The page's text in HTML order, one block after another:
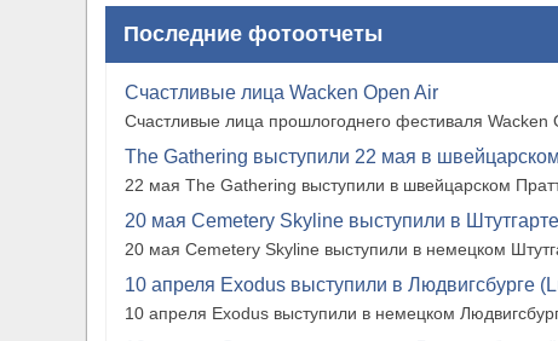
Последние фотоотчеты
Счастливые лица Wacken Open Air
Счастливые лица прошлогоднего фестиваля Wacken
The Gathering выступили 22 мая в
22 мая The Gathering выступили в швейцарском
20 мая Cemetery Skyline выступили в
20 мая Cemetery Skyline выступили в немецком
10 апреля Exodus выступили в Людвигсбурге
10 апреля Exodus выступили в немецком